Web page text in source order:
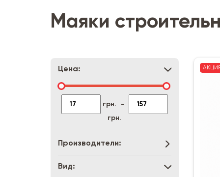
Маяки
Цена:
грн. -
грн.
Производители:
Вид: